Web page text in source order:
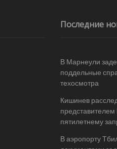
Последние
В Марнеули
поддельные
техосмотра
Кишинев
пятилетнему
В аэропорту